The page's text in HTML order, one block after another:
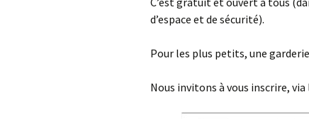
d’espace et de sécurité).
Pour les plus petits, une
Nous invitons à vous inscrire, via